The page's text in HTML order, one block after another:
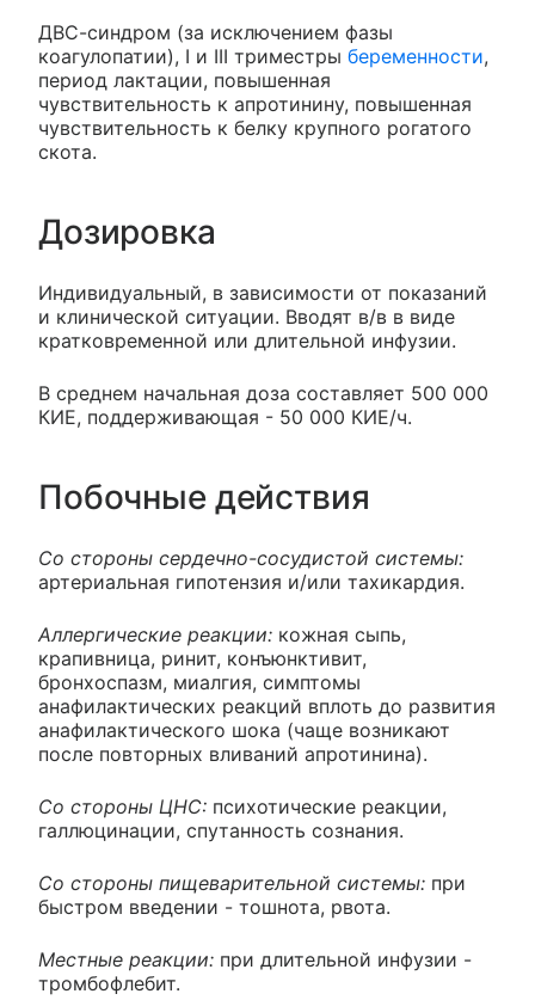
ДВС-синдром (за исключением фазы
коагулопатии), I и III триместры беременности,
период лактации, повышенная
чувствительность к апротинину, повышенная
чувствительность к белку крупного рогатого
скота.
Дозировка
Индивидуальный, в зависимости от показаний
и клинической ситуации. Вводят в/в в виде
кратковременной или длительной инфузии.
В среднем начальная доза составляет 500 000
КИЕ, поддерживающая - 50 000 КИЕ/ч.
Побочные действия
Со стороны сердечно-сосудистой системы:
артериальная гипотензия и/или тахикардия.
Аллергические реакции: кожная сыпь,
крапивница, ринит, конъюнктивит,
бронхоспазм, миалгия, симптомы
анафилактических реакций вплоть до развития
анафилактического шока (чаще возникают
после повторных вливаний апротинина).
Со стороны ЦНС: психотические реакции,
галлюцинации, спутанность сознания.
Со стороны пищеварительной системы: при
быстром введении - тошнота, рвота.
Местные реакции: при длительной инфузии -
тромбофлебит.